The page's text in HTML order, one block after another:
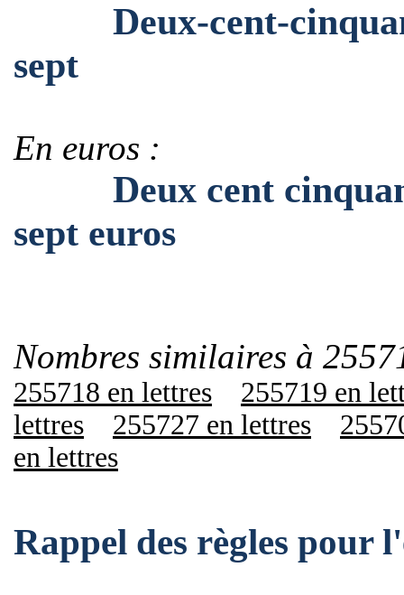
Deux-cent-
sept
En euros :
Deux cent
sept euros
Nombres similaires à
255718 en lettres
255719 en
lettres
255727 en lettres
en lettres
Rappel des règles pour